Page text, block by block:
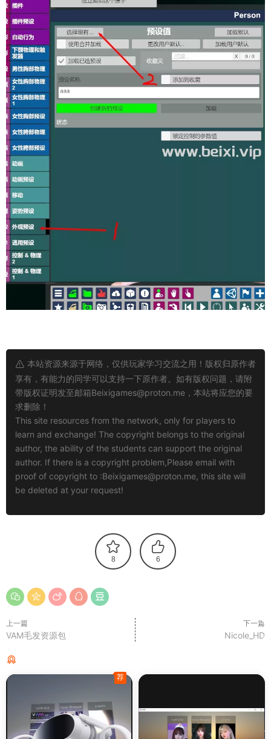
本站资源来源于网络，仅供玩家学习交流之用！版权归原作者
享有，有能力的同学可以支持一下原作者。如有版权问题，请附
带版权证明发至邮箱Beixigames@proton.me ，本站将应您的要
求删除！
This site resources from the network, only for players to
learn and exchange! The copyright belongs to the original
author, the ability of the students can support the original
author. If there is a copyright problem,Please email with
proof of copyright to :Beixigames@proton.me, this site will
be deleted at your request!
8 6
上一篇
VAM毛发资源包
下一篇
Nicole_HD
荐